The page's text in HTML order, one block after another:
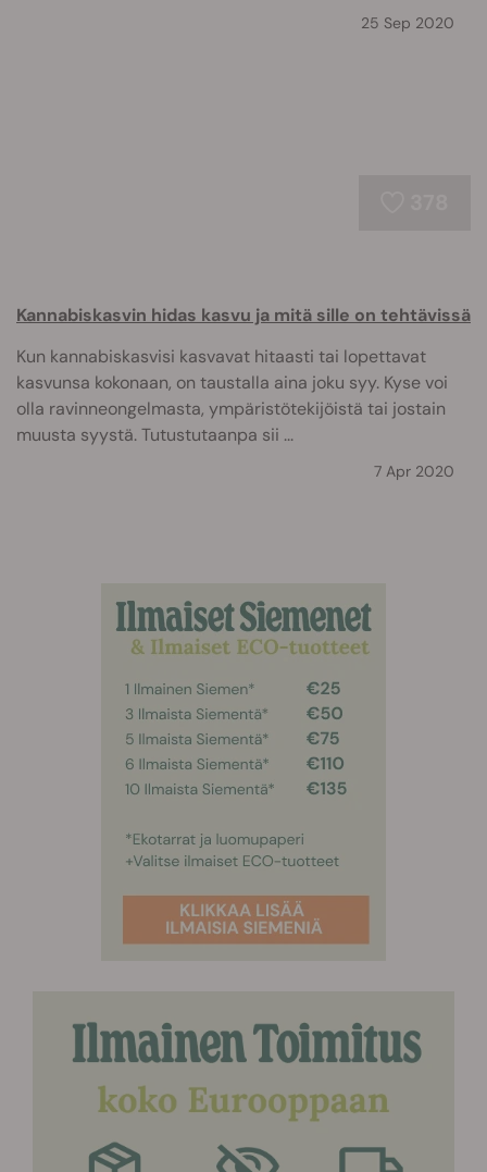
25 Sep 2020
Kannabiskasvin hidas kasvu ja mitä sille on tehtävissä
Kun kannabiskasvisi kasvavat hitaasti tai lopettavat
kasvunsa kokonaan, on taustalla aina joku syy. Kyse voi
olla ravinneongelmasta, ympäristötekijöistä tai jostain
muusta syystä. Tutustutaanpa sii ...
7 Apr 2020